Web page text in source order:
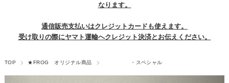
なります。
通信販売支払いはクレジットカードも使えます。
受け取りの際にヤマト運輸へクレジット決済とお伝えください。
TOP ★FROG オリジナル商品 ・スペシャル